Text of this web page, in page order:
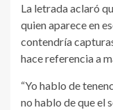
La letrada aclaró
quien aparece en
contendría
hace referencia a
“Yo hablo de
no hablo de que el